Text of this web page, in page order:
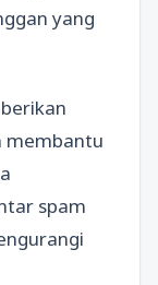
yang
membantu
spam